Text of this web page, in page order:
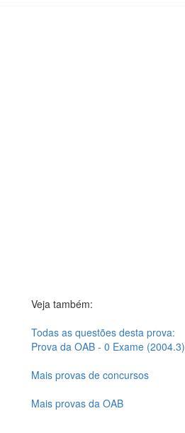
Veja também:
Todas as questões desta prova:
Prova da OAB - 0 Exame (2004.3)
Mais provas de concursos
Mais provas da OAB